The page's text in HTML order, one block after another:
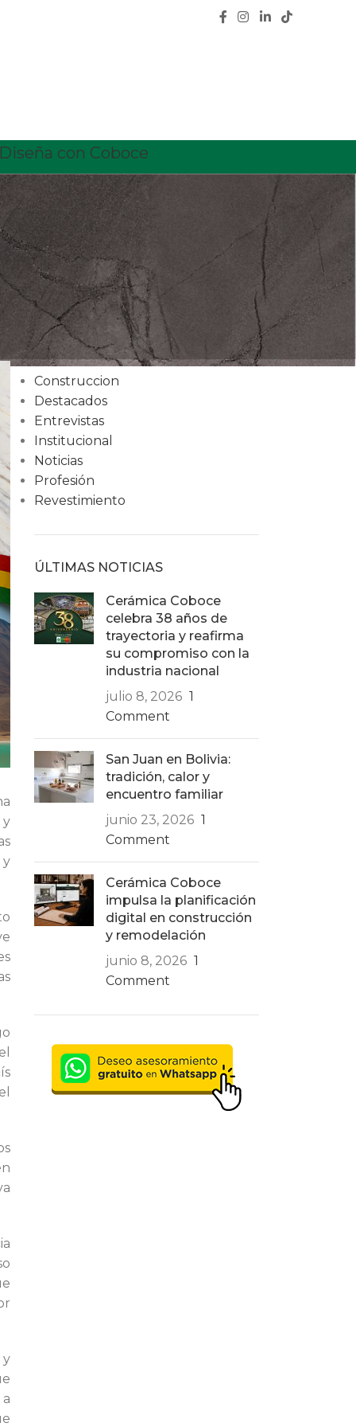
Diseña con Coboce
y
y
y
CATEGORÍAS
Calidad
Características
Ceramica
Condiciones
Construccion
Destacados
Entrevistas
Institucional
Noticias
Profesión
Revestimiento
ÚLTIMAS NOTICIAS
Cerámica Coboce
celebra 38 años de
trayectoria y reafirma
su compromiso con la
industria nacional
julio 8, 2026 1
Comment
San Juan en Bolivia:
tradición, calor y
encuentro familiar
junio 23, 2026 1
Comment
Cerámica Coboce
impulsa la planificación
digital en construcción
y remodelación
junio 8, 2026 1
Comment